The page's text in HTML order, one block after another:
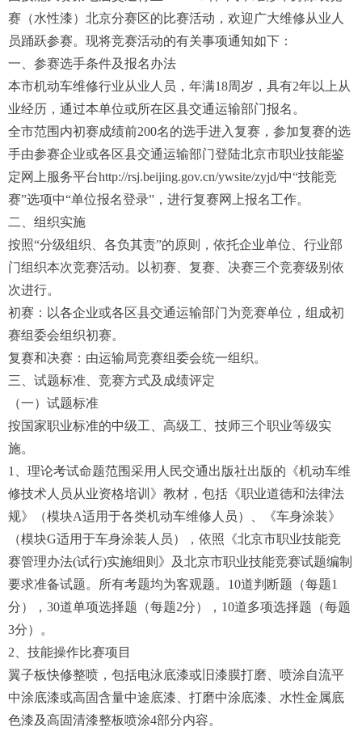
赛（水性漆）北京分赛区的比赛活动，欢迎广大维修从业人
员踊跃参赛。现将竞赛活动的有关事项通知如下：
一、参赛选手条件及报名办法
本市机动车维修行业从业人员，年满18周岁，具有2年以上从
业经历，通过本单位或所在区县交通运输部门报名。
全市范围内初赛成绩前200名的选手进入复赛，参加复赛的选
手由参赛企业或各区县交通运输部门登陆北京市职业技能鉴
定网上服务平台http://rsj.beijing.gov.cn/ywsite/zyjd/中“技能竞
赛”选项中“单位报名登录”，进行复赛网上报名工作。
二、组织实施
按照“分级组织、各负其责”的原则，依托企业单位、行业部
门组织本次竞赛活动。以初赛、复赛、决赛三个竞赛级别依
次进行。
初赛：以各企业或各区县交通运输部门为竞赛单位，组成初
赛组委会组织初赛。
复赛和决赛：由运输局竞赛组委会统一组织。
三、试题标准、竞赛方式及成绩评定
（一）试题标准
按国家职业标准的中级工、高级工、技师三个职业等级实
施。
1、理论考试命题范围采用人民交通出版社出版的《机动车维
修技术人员从业资格培训》教材，包括《职业道德和法律法
规》（模块A适用于各类机动车维修人员）、《车身涂装》
（模块G适用于车身涂装人员），依照《北京市职业技能竞
赛管理办法(试行)实施细则》及北京市职业技能竞赛试题编制
要求准备试题。所有考题均为客观题。10道判断题（每题1
分），30道单项选择题（每题2分），10道多项选择题（每题
3分）。
2、技能操作比赛项目
翼子板快修整喷，包括电泳底漆或旧漆膜打磨、喷涂自流平
中涂底漆或高固含量中途底漆、打磨中涂底漆、水性金属底
色漆及高固清漆整板喷涂4部分内容。